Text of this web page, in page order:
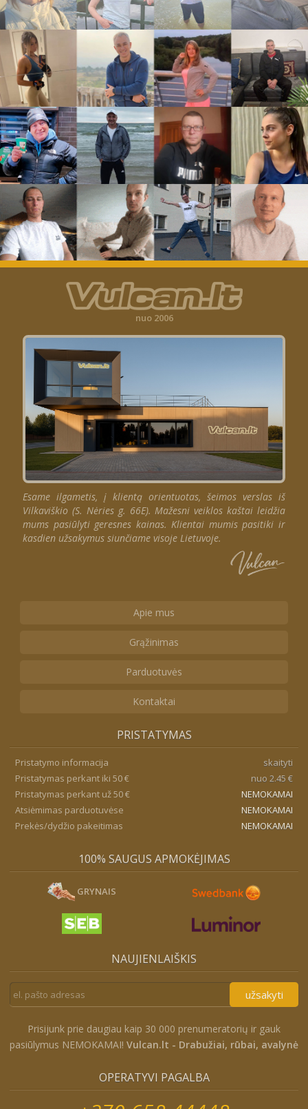
nuo 2006
Esame ilgametis, į klientą orientuotas, šeimos verslas iš
Vilkaviškio (S. Nėries g. 66E). Mažesni veiklos kaštai leidžia
mums pasiūlyti geresnes kainas. Klientai mumis pasitiki ir
kasdien užsakymus siunčiame visoje Lietuvoje.
Apie mus
Grąžinimas
Parduotuvės
Kontaktai
PRISTATYMAS
Pristatymo informacija
skaityti
Pristatymas perkant iki 50 €
nuo 2.45 €
Pristatymas perkant už 50 €
NEMOKAMAI
Atsiėmimas parduotuvėse
NEMOKAMAI
Prekės/dydžio pakeitimas
NEMOKAMAI
100% SAUGUS APMOKĖJIMAS
GRYNAIS
NAUJIENLAIŠKIS
užsakyti
Prisijunk prie daugiau kaip 30 000 prenumeratorių ir gauk
pasiūlymus NEMOKAMAI! Vulcan.lt - Drabužiai, rūbai, avalynė
OPERATYVI PAGALBA